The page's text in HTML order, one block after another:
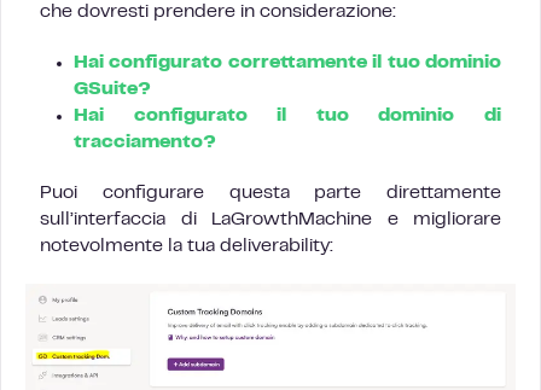
che dovresti prendere in considerazione:
Hai configurato correttamente il tuo dominio
GSuite?
Hai configurato il tuo dominio di
tracciamento?
Puoi configurare questa parte direttamente
sull’interfaccia di LaGrowthMachine e migliorare
notevolmente la tua deliverability: